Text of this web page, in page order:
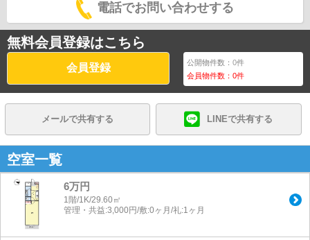
電話でお問い合わせする
無料会員登録はこちら
会員登録 公開物件数：0件
会員物件数：0件
メールで共有する LINEで共有する
空室一覧
6万円
1階/1K/29.60㎡
管理・共益:3,000円/敷:0ヶ月/礼:1ヶ月